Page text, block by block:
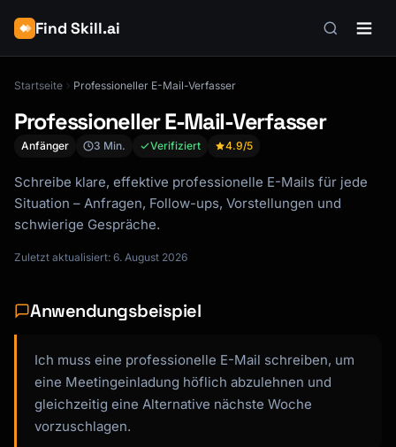
Find Skill.ai
Startseite Professioneller E-Mail-Verfasser
Professioneller E-Mail-Verfasser
Anfänger 3 Min. Verifiziert 4.9/5
Schreibe klare, effektive professionelle E-Mails für jede
Situation – Anfragen, Follow-ups, Vorstellungen und
schwierige Gespräche.
Zuletzt aktualisiert: 6. August 2026
Anwendungsbeispiel
Ich muss eine professionelle E-Mail schreiben, um
eine Meetingeinladung höflich abzulehnen und
gleichzeitig eine Alternative nächste Woche
vorzuschlagen.